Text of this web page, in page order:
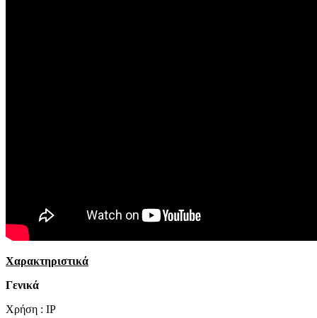
Χαρακτηριστικά
Γενικά
Χρήση : IP